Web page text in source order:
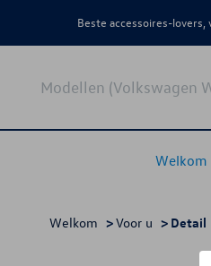
Beste accessoires-lovers,
Modellen (Volkswagen
Welkom
Welkom >Voor u > Detail